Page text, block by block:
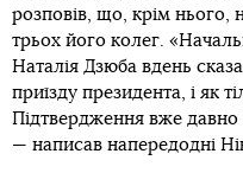
розповів, що, крім нього,
трьох його колег.
Наталія Дзюба вдень
приїзду президента, і як
Підтвердження вже давно
— написав напередодні